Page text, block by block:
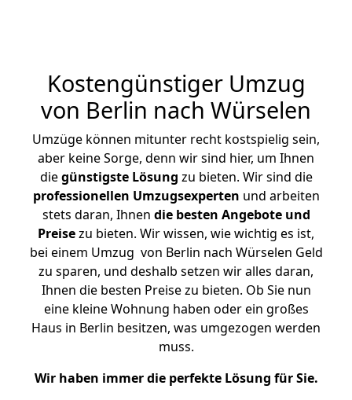
Kostengünstiger Umzug
von Berlin nach Würselen
Umzüge können mitunter recht kostspielig sein,
aber keine Sorge, denn wir sind hier, um Ihnen
diegünstigste Lösung zu bieten. Wir sind die
professionellen Umzugsexperten und arbeiten
stets daran, Ihnen die besten Angebote und
Preisezu bieten. Wir wissen, wie wichtig es ist,
bei einem Umzug von Berlin nach Würselen Geld
zu sparen, und deshalb setzen wir alles daran,
Ihnen die besten Preise zu bieten. Ob Sie nun
eine kleine Wohnung haben oder ein großes
Haus in Berlin besitzen, was umgezogen werden
muss.
Wir haben immer die perfekte Lösung für Sie.